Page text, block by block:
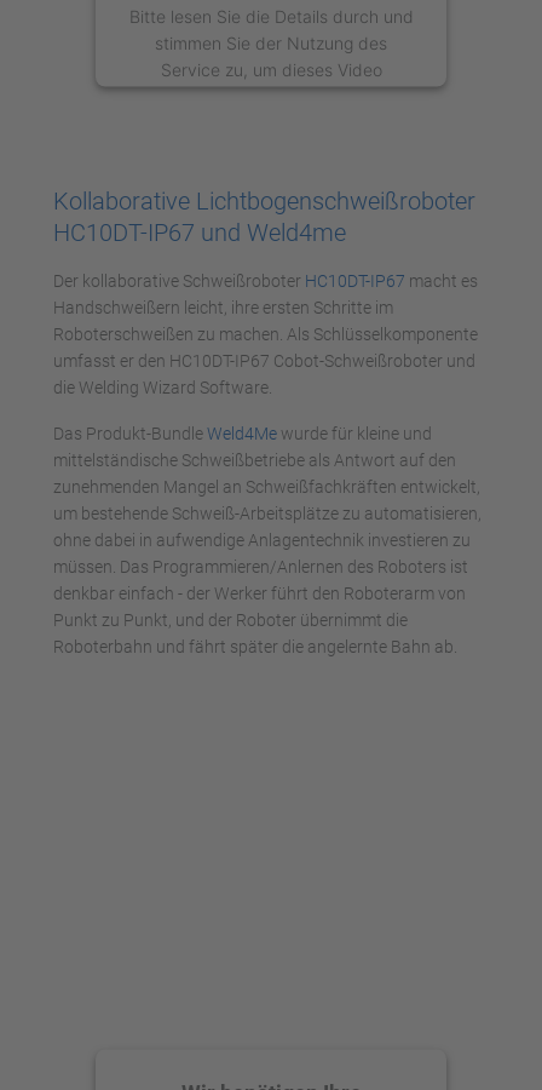
Bitte lesen Sie die Details durch und
stimmen Sie der Nutzung des
Service zu, um dieses Video
anzusehen.
Akzeptieren
Management Platform
Kollaborative Lichtbogenschweißroboter
HC10DT-IP67 und Weld4me
Der kollaborative Schweißroboter HC10DT-IP67 macht es
Handschweißern leicht, ihre ersten Schritte im
Roboterschweißen zu machen. Als Schlüsselkomponente
umfasst er den HC10DT-IP67 Cobot-Schweißroboter und
die Welding Wizard Software.
Das Produkt-BundleWeld4Me wurde für kleine und
mittelständische Schweißbetriebe als Antwort auf den
zunehmenden Mangel an Schweißfachkräften entwickelt,
um bestehende Schweiß-Arbeitsplätze zu automatisieren,
ohne dabei in aufwendige Anlagentechnik investieren zu
müssen. Das Programmieren/Anlernen des Roboters ist
denkbar einfach - der Werker führt den Roboterarm von
Punkt zu Punkt, und der Roboter übernimmt die
Roboterbahn und fährt später die angelernte Bahn ab.